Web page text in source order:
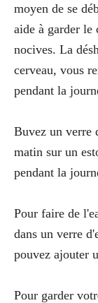
moyen de se
aide à garder le
nocives. La
cerveau, vous
pendant la
Buvez un verre
matin sur un
pendant la
Pour faire de
dans un verre
pouvez ajouter
Pour garder